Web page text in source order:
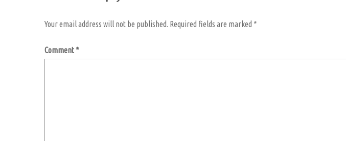
Your email address will not be published. Required fields are marked *
Comment *